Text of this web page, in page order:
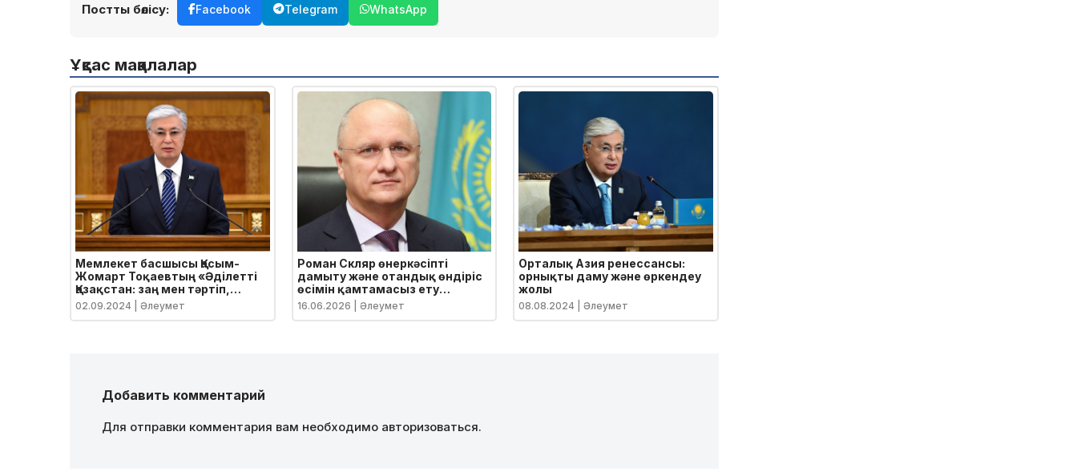
Постты бөлісу: Facebook Telegram WhatsApp
Ұқсас мақалалар
Мемлекет басшысы Қасым-
Жомарт Тоқаевтың «Әділетті
Қазақстан: заң мен тәртіп,
экономикалық өсім, қоғамдық
оптимизм» атты Қазақстан
02.09.2024 | Әлеумет
Роман Скляр өнеркәсіпті
дамыту және отандық өндіріс
өсімін қамтамасыз ету
шаралары туралы
16.06.2026 | Әлеумет
Орталық Азия ренессансы:
орнықты даму және өркендеу
жолы
08.08.2024 | Әлеумет
Добавить комментарий
Для отправки комментария вам необходимо авторизоваться.